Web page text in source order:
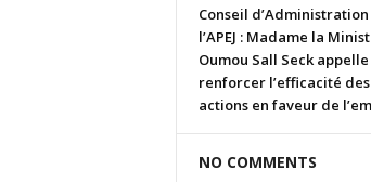
Conseil
l’APEJ : Madame la
Oumou Sall Seck appelle
renforcer l’efficacité des
actions en faveur de
NO COMMENTS